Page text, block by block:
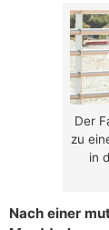
Der
zu
in
Nach einer